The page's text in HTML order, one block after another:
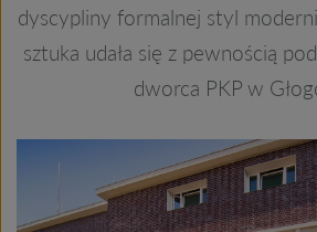
dyscypliny formalnej styl
sztuka udała się z pewnością
dworca PKP w